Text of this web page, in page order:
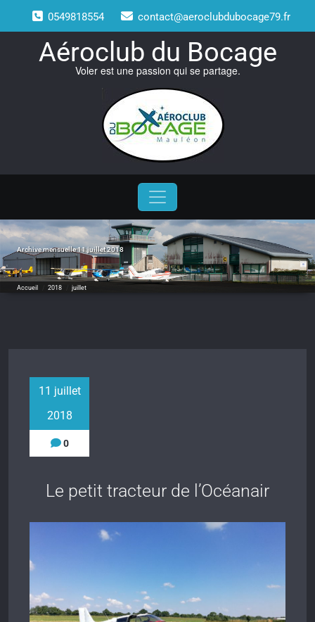
content
0549818554 contact@aeroclubdubocage79.fr
Aéroclub du Bocage
Voler est une passion qui se partage.
Archive mensuelle 11 juillet 2018
Accueil 2018 juillet
11 juillet
2018
0
Le petit tracteur de l’Océanair